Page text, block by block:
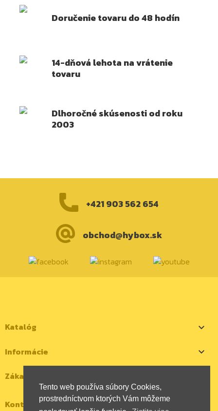
Tento web používa súbory Cookies,
prostredníctvom ktorých Vám môžeme
Doručenie tovaru do 48 hodín
14-dňová lehota na vrátenie
tovaru
Dlhoročné skúsenosti od roku
2003
+421 903 562 654
obchod@hybox.sk
Katalóg 
Informácie 
Zákaznícky účet
Kontaktujte nás